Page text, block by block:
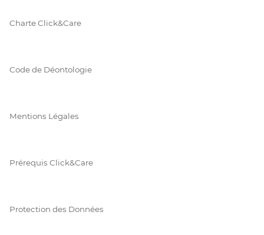
Charte Click&Care
Code de Déontologie
Mentions Légales
Prérequis Click&Care
Protection des Données